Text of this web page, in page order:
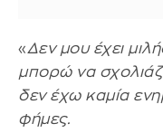
«Δεν μου έχει
μπορώ να
δεν έχω καμία
φήμες.